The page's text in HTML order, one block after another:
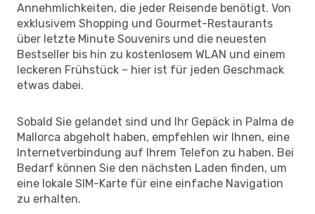
Annehmlichkeiten, die jeder Reisende benötigt. Von
exklusivem Shopping und Gourmet-Restaurants
über letzte Minute Souvenirs und die neuesten
Bestseller bis hin zu kostenlosem WLAN und einem
leckeren Frühstück – hier ist für jeden Geschmack
etwas dabei.
Sobald Sie gelandet sind und Ihr Gepäck in Palma de
Mallorca abgeholt haben, empfehlen wir Ihnen, eine
Internetverbindung auf Ihrem Telefon zu haben. Bei
Bedarf können Sie den nächsten Laden finden, um
eine lokale SIM-Karte für eine einfache Navigation
zu erhalten.